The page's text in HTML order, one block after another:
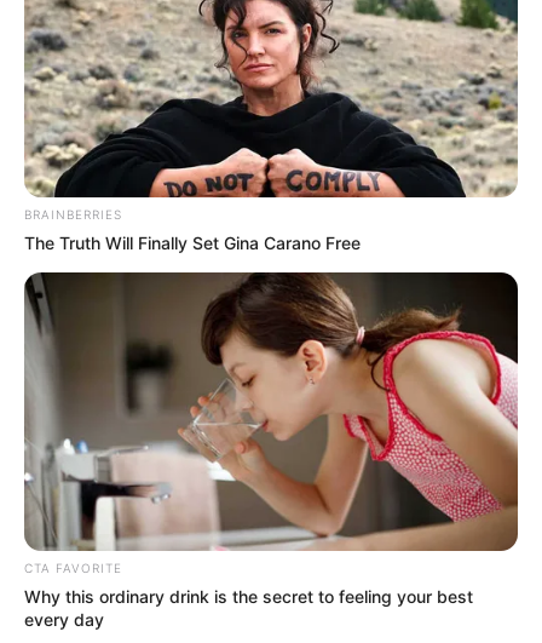
BRAINBERRIES
The Truth Will Finally Set Gina Carano Free
CTA FAVORITE
Why this ordinary drink is the secret to feeling your best
every day